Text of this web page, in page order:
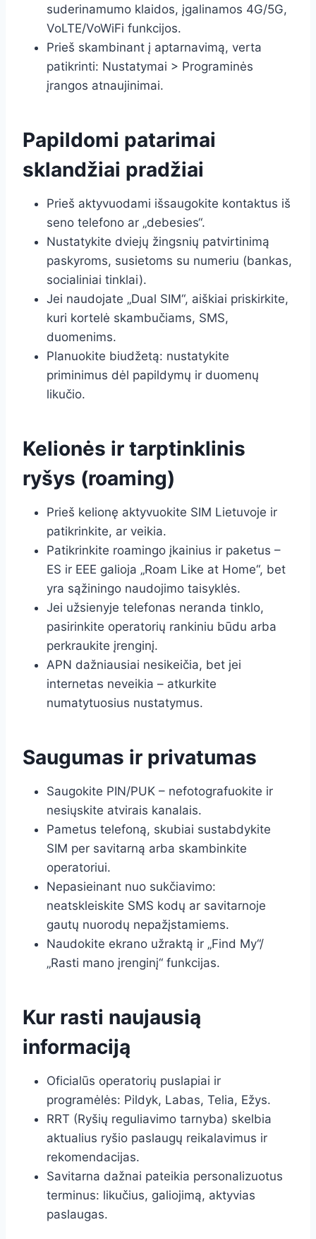
suderinamumo klaidos, įgalinamos 4G/5G,
VoLTE/VoWiFi funkcijos.
Prieš skambinant į aptarnavimą, verta
patikrinti: Nustatymai > Programinės
įrangos atnaujinimai.
Papildomi patarimai
sklandžiai pradžiai
Prieš aktyvuodami išsaugokite kontaktus iš
seno telefono ar „debesies“.
Nustatykite dviejų žingsnių patvirtinimą
paskyroms, susietoms su numeriu (bankas,
socialiniai tinklai).
Jei naudojate „Dual SIM“, aiškiai priskirkite,
kuri kortelė skambučiams, SMS,
duomenims.
Planuokite biudžetą: nustatykite
priminimus dėl papildymų ir duomenų
likučio.
Kelionės ir tarptinklinis
ryšys (roaming)
Prieš kelionę aktyvuokite SIM Lietuvoje ir
patikrinkite, ar veikia.
Patikrinkite roamingo įkainius ir paketus –
ES ir EEE galioja „Roam Like at Home“, bet
yra sąžiningo naudojimo taisyklės.
Jei užsienyje telefonas neranda tinklo,
pasirinkite operatorių rankiniu būdu arba
perkraukite įrenginį.
APN dažniausiai nesikeičia, bet jei
internetas neveikia – atkurkite
numatytuosius nustatymus.
Saugumas ir privatumas
Saugokite PIN/PUK – nefotografuokite ir
nesiųskite atvirais kanalais.
Pametus telefoną, skubiai sustabdykite
SIM per savitarną arba skambinkite
operatoriui.
Nepasieinant nuo sukčiavimo:
neatskleiskite SMS kodų ar savitarnoje
gautų nuorodų nepažįstamiems.
Naudokite ekrano užraktą ir „Find My“/
„Rasti mano įrenginį“ funkcijas.
Kur rasti naujausią
informaciją
Oficialūs operatorių puslapiai ir
programėlės: Pildyk, Labas, Telia, Ežys.
RRT (Ryšių reguliavimo tarnyba) skelbia
aktualius ryšio paslaugų reikalavimus ir
rekomendacijas.
Savitarna dažnai pateikia personalizuotus
terminus: likučius, galiojimą, aktyvias
paslaugas.